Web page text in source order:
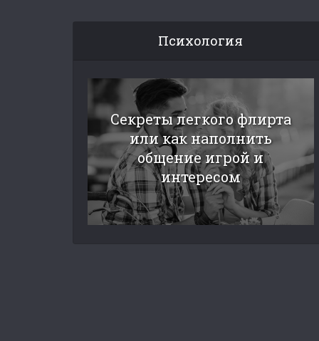
Психология
Секреты легкого флирта
или как наполнить
общение игрой и
интересом